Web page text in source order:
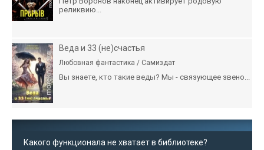
реликвию...
Веда и 33 (не)счастья
Любовная фантастика / Самиздат
Вы знаете, кто такие веды? Мы - связующее звено...
Какого функционала не хватает в библиотеке?